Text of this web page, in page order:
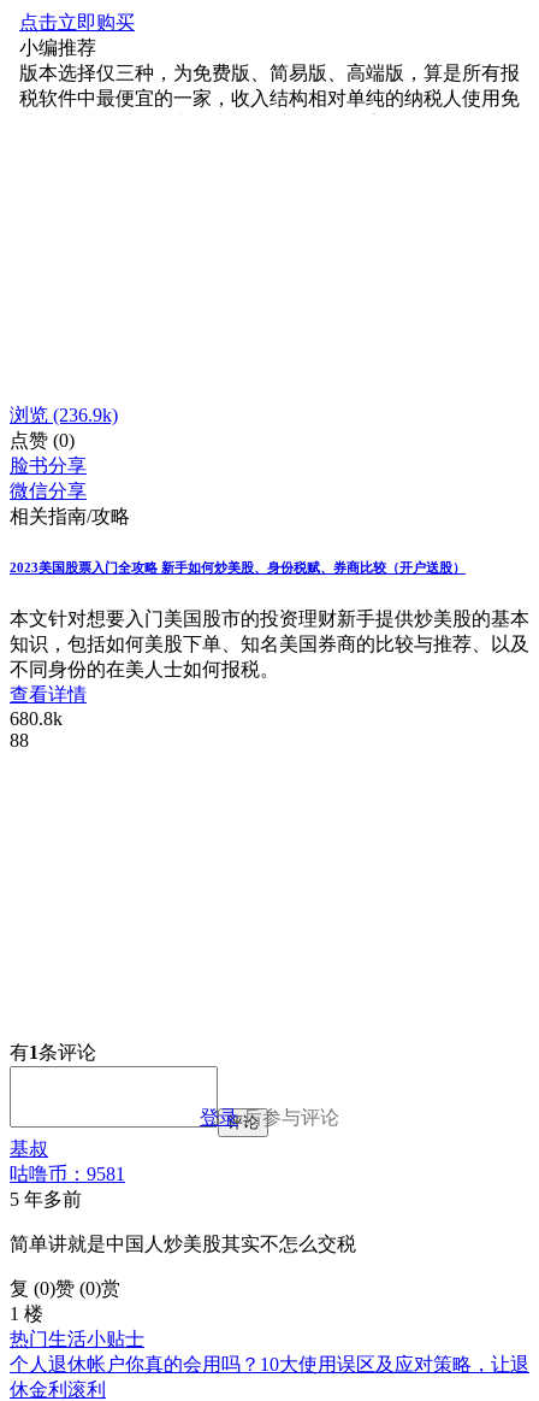
浏览 (236.9k)
点赞 (0)
脸书分享
微信分享
相关指南/攻略
2023美国股票入门全攻略 新手如何炒美股、身份税赋、券商比较（开户送股）
本文针对想要入门美国股市的投资理财新手提供炒美股的基本
知识，包括如何美股下单、知名美国券商的比较与推荐、以及
不同身份的在美人士如何报税。
查看详情
680.8k
88
有1条评论
登录后参与评论
评论
基叔
咕噜币：9581
5 年多前
简单讲就是中国人炒美股其实不怎么交税
复 (0)赞 (0)赏
1 楼
热门生活小贴士
个人退休帐户你真的会用吗？10大使用误区及应对策略，让退
休金利滚利